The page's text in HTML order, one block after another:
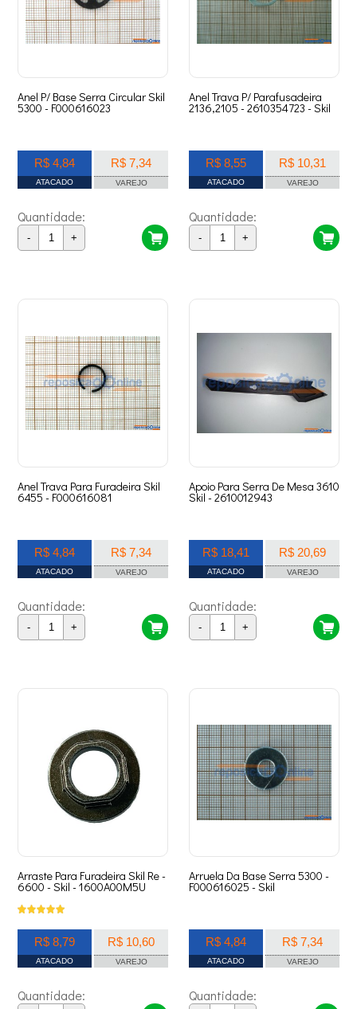
Anel P/ Base Serra Circular Skil
5300 - F000616023
R$ 4,84
ATACADO
R$ 7,34
VAREJO
Quantidade:
- +
Anel Trava P/ Parafusadeira
2136,2105 - 2610354723 - Skil
R$ 8,55
ATACADO
R$ 10,31
VAREJO
Quantidade:
- +
Anel Trava Para Furadeira Skil
6455 - F000616081
R$ 4,84
ATACADO
R$ 7,34
VAREJO
Quantidade:
- +
Apoio Para Serra De Mesa 3610
Skil - 2610012943
R$ 18,41
ATACADO
R$ 20,69
VAREJO
Quantidade:
- +
Arraste Para Furadeira Skil Re -
6600 - Skil - 1600A00M5U
R$ 8,79
ATACADO
R$ 10,60
VAREJO
Quantidade:
Arruela Da Base Serra 5300 -
F000616025 - Skil
R$ 4,84
ATACADO
R$ 7,34
VAREJO
Quantidade: